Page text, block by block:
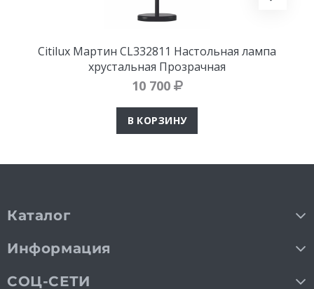
Citilux Мартин CL332811 Настольная лампа
хрустальная Прозрачная
10 700
В КОРЗИНУ
Каталог
Информация
СОЦ-СЕТИ